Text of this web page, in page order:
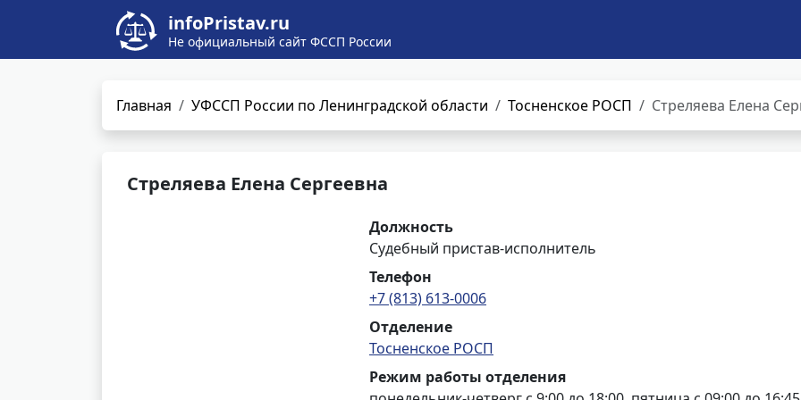
infoPristav.ru
Не официальный сайт ФССП России
Главная УФССП России по Ленинградской области Тосненское РОСП Стреляева Елена
Стреляева Елена Сергеевна
Должность
Судебный пристав-исполнитель
Телефон
+7 (813) 613-0006
Отделение
Тосненское РОСП
Режим работы отделения